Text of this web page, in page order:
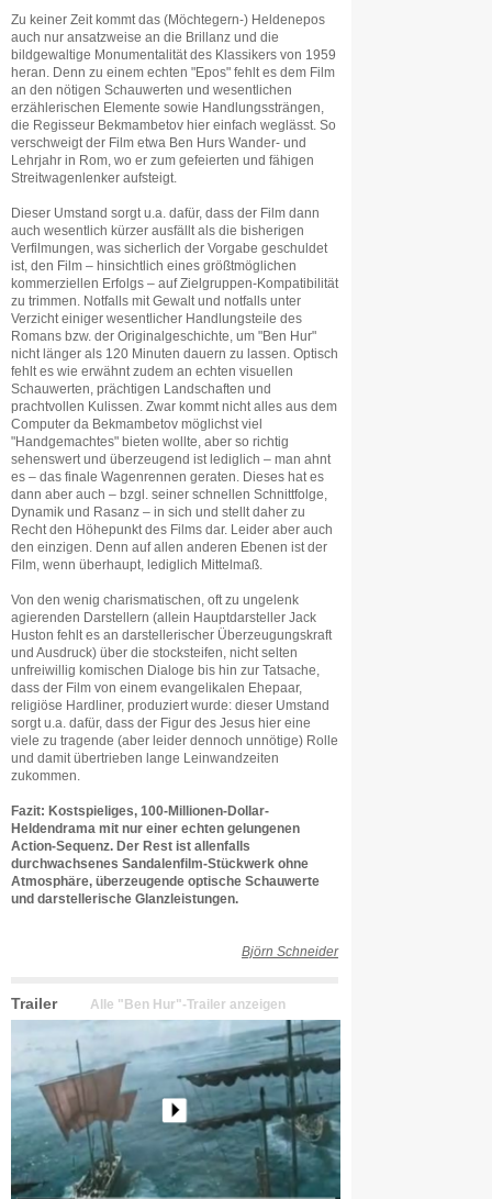
Zu keiner Zeit kommt das (Möchtegern-) Heldenepos
auch nur ansatzweise an die Brillanz und die
bildgewaltige Monumentalität des Klassikers von 1959
heran. Denn zu einem echten "Epos" fehlt es dem Film
an den nötigen Schauwerten und wesentlichen
erzählerischen Elemente sowie Handlungssträngen,
die Regisseur Bekmambetov hier einfach weglässt. So
verschweigt der Film etwa Ben Hurs Wander- und
Lehrjahr in Rom, wo er zum gefeierten und fähigen
Streitwagenlenker aufsteigt.
Dieser Umstand sorgt u.a. dafür, dass der Film dann
auch wesentlich kürzer ausfällt als die bisherigen
Verfilmungen, was sicherlich der Vorgabe geschuldet
ist, den Film – hinsichtlich eines größtmöglichen
kommerziellen Erfolgs – auf Zielgruppen-Kompatibilität
zu trimmen. Notfalls mit Gewalt und notfalls unter
Verzicht einiger wesentlicher Handlungsteile des
Romans bzw. der Originalgeschichte, um "Ben Hur"
nicht länger als 120 Minuten dauern zu lassen. Optisch
fehlt es wie erwähnt zudem an echten visuellen
Schauwerten, prächtigen Landschaften und
prachtvollen Kulissen. Zwar kommt nicht alles aus dem
Computer da Bekmambetov möglichst viel
"Handgemachtes" bieten wollte, aber so richtig
sehenswert und überzeugend ist lediglich – man ahnt
es – das finale Wagenrennen geraten. Dieses hat es
dann aber auch – bzgl. seiner schnellen Schnittfolge,
Dynamik und Rasanz – in sich und stellt daher zu
Recht den Höhepunkt des Films dar. Leider aber auch
den einzigen. Denn auf allen anderen Ebenen ist der
Film, wenn überhaupt, lediglich Mittelmaß.
Von den wenig charismatischen, oft zu ungelenk
agierenden Darstellern (allein Hauptdarsteller Jack
Huston fehlt es an darstellerischer Überzeugungskraft
und Ausdruck) über die stocksteifen, nicht selten
unfreiwillig komischen Dialoge bis hin zur Tatsache,
dass der Film von einem evangelikalen Ehepaar,
religiöse Hardliner, produziert wurde: dieser Umstand
sorgt u.a. dafür, dass der Figur des Jesus hier eine
viele zu tragende (aber leider dennoch unnötige) Rolle
und damit übertrieben lange Leinwandzeiten
zukommen.
Fazit: Kostspieliges, 100-Millionen-Dollar-
Heldendrama mit nur einer echten gelungenen
Action-Sequenz. Der Rest ist allenfalls
durchwachsenes Sandalenfilm-Stückwerk ohne
Atmosphäre, überzeugende optische Schauwerte
und darstellerische Glanzleistungen.
Björn Schneider
Trailer Alle "Ben Hur"-Trailer anzeigen